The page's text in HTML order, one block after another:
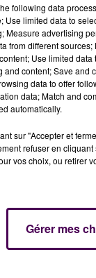
de
sur la
il n'ont en
mobilisé.
following data
Use limited data to
Measure advertising
from different
Use limited
content; Save
data to offer
data; Match and
automatically.
sur "Accepter et
refuser en
vos choix, ou retirer
Gérer mes